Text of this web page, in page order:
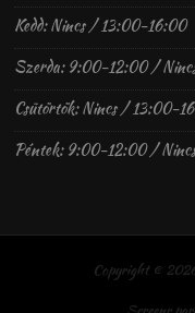
Kedd: Nincs / 13:00-16:00
Szerda: 9:00-12:00 /
Csütörtök: Nincs / 13:00-
Péntek: 9:00-12:00 /
Copyright ©